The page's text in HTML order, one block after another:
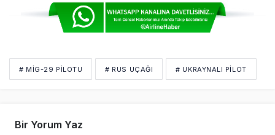
# MIG-29 PILOTU # RUS UÇAĞI # UKRAYNALI PILOT
Bir Yorum Yaz